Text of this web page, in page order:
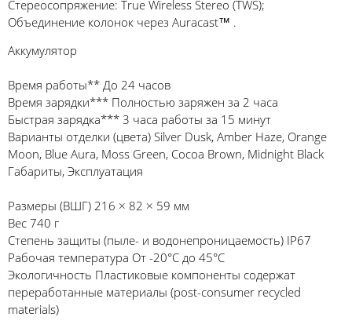
Стереосопряжение: True Wireless Stereo (TWS);
Объединение колонок через Auracast™ .
Аккумулятор
Время работы** До 24 часов
Время зарядки*** Полностью заряжен за 2 часа
Быстрая зарядка*** 3 часа работы за 15 минут
Варианты отделки (цвета) Silver Dusk, Amber Haze, Orange
Moon, Blue Aura, Moss Green, Cocoa Brown, Midnight Black
Габариты, Эксплуатация
Размеры (ВШГ) 216 × 82 × 59 мм
Вес 740 г
Степень защиты (пыле- и водонепроницаемость) IP67
Рабочая температура От -20°C до 45°C
Экологичность Пластиковые компоненты содержат
переработанные материалы (post-consumer recycled
materials)